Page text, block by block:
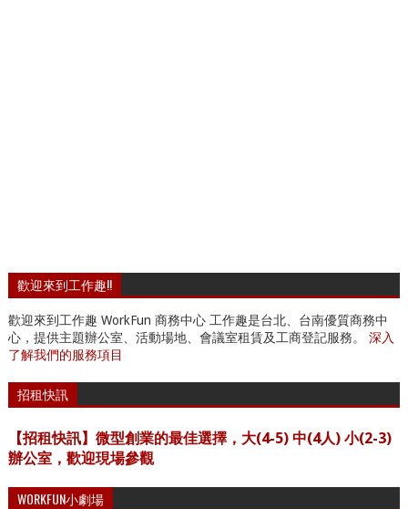
歡迎來到工作趣!!
歡迎來到工作趣 WorkFun 商務中心 工作趣是台北、台南優質商務中
心，提供主題辦公室、活動場地、會議室租賃及工商登記服務。 深入
了解我們的服務項目
招租快訊
【招租快訊】微型創業的最佳選擇，大(4-5) 中(4人) 小(2-3)
辦公室，歡迎現場參觀
WORKFUN小劇場